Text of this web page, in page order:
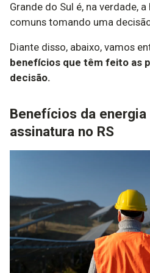
Grande do Sul é, na verdade,
comuns tomando uma
Diante disso, abaixo, vamos
benefícios que têm feito as
decisão.
Benefícios da
assinatura no RS